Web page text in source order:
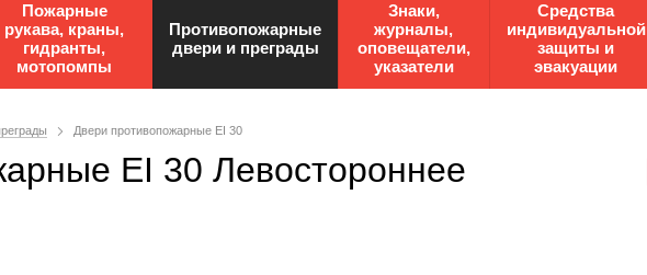
Пожарные
рукава, краны,
гидранты,
мотопомпы
Противопожарные
двери и преграды
Знаки,
журналы,
оповещатели,
указатели
Средства
индивидуальной
защиты и
эвакуации
Двери противопожарные EI 30
EI 30 Левостороннее